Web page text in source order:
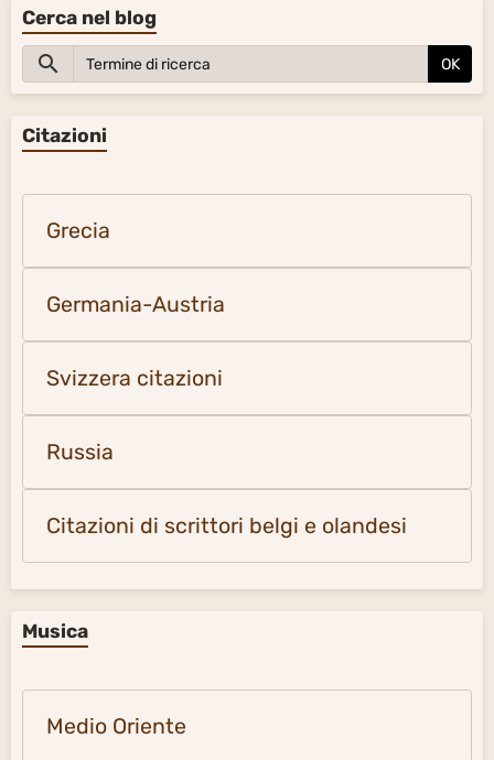
Cerca nel blog
OK
Citazioni
Grecia
Germania-Austria
Svizzera citazioni
Russia
Citazioni di scrittori belgi e olandesi
Musica
Medio Oriente